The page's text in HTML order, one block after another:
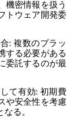
機密情報を扱う
トウェア開発委
: 複数のプラッ
する必要がある
委託するのが最
て有効: 初期費
や安全性を考慮
る。